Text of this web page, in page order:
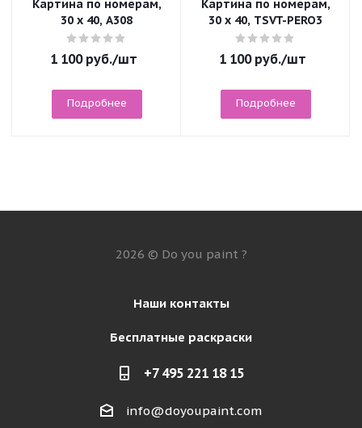
Картина по номерам,
30 x 40, A308
1 100руб./шт
Подробнее
Картина по номерам,
30 x 40, TSVT-PERO3
1 100руб./шт
Подробнее
2026 © Do you paint ?
Наши контакты
Бесплатные раскраски
+7 495 221 18 15
info@doyoupaint.com